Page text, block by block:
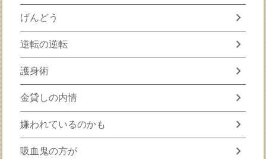
げんどう chevron_right
逆転の逆転 chevron_right
護身術 chevron_right
金貸しの内情 chevron_right
嫌われているのかも chevron_right
吸血鬼の方が chevron_right